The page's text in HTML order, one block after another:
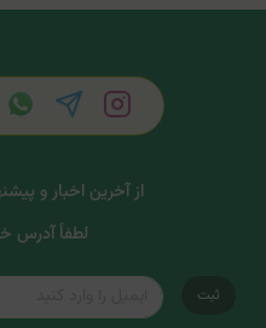
از آخرین اخبار و
لطفاً آدرس
ثبت